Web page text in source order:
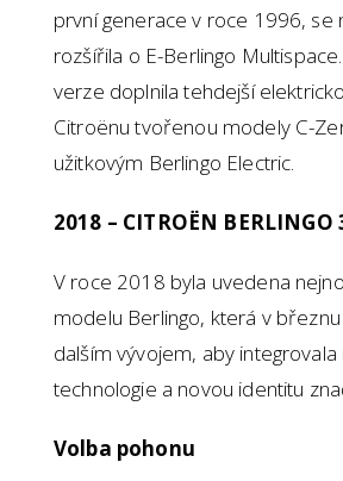
první generace v roce 1996, se
rozšířila o E-Berlingo
verze doplnila tehdejší
Citroënu tvořenou modely C-
užitkovým Berlingo Electric.
2018 – CITROËN BERLINGO
V roce 2018 byla uvedena
modelu Berlingo, která v
dalším vývojem, aby integrovala
technologie a novou identitu
Volba pohonu